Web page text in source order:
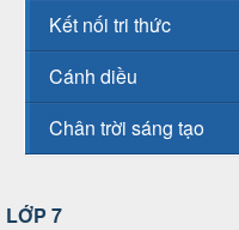
Kết nối tri thức
Cánh diều
Chân trời sáng tạo
LỚP 7